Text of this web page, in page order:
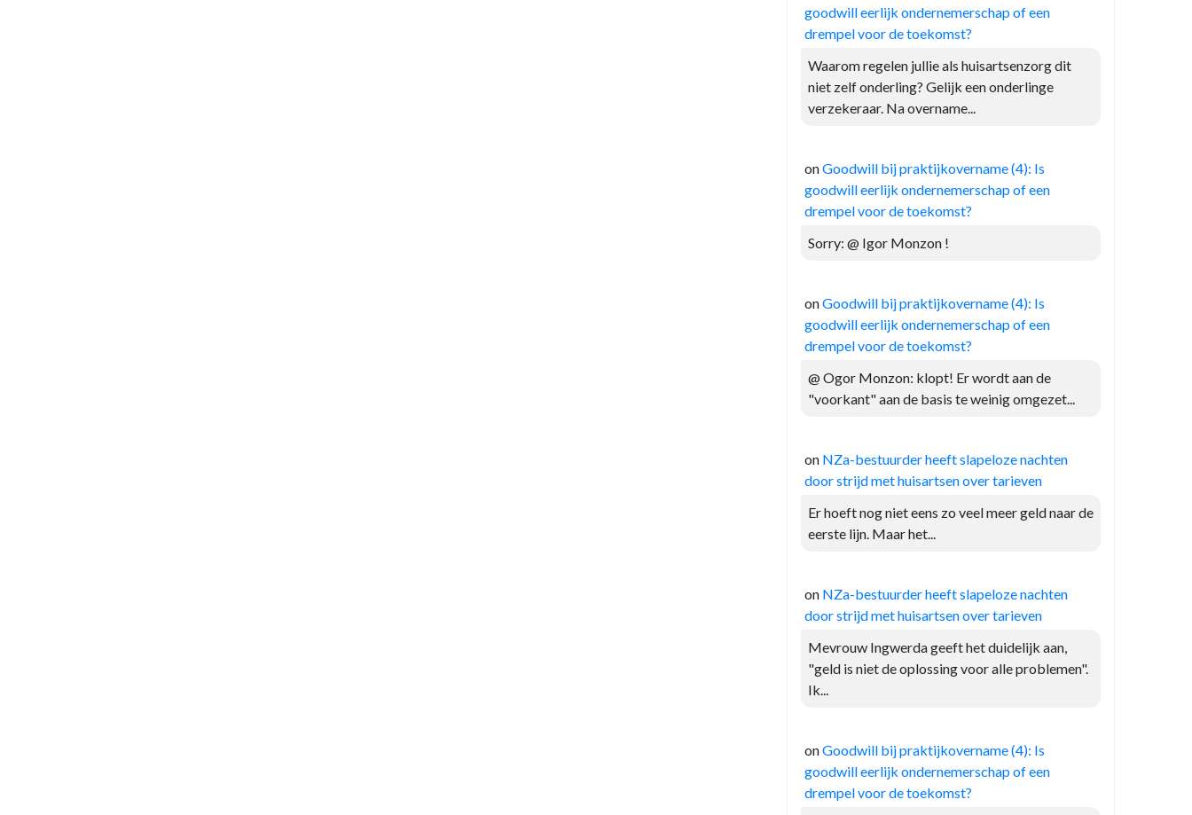
goodwill eerlijk ondernemerschap of een
drempel voor de toekomst?
Waarom regelen jullie als huisartsenzorg dit
niet zelf onderling? Gelijk een onderlinge
verzekeraar. Na overname...
onGoodwill bij praktijkovername (4): Is
goodwill eerlijk ondernemerschap of een
drempel voor de toekomst?
Sorry: @ Igor Monzon !
onGoodwill bij praktijkovername (4): Is
goodwill eerlijk ondernemerschap of een
drempel voor de toekomst?
@ Ogor Monzon: klopt! Er wordt aan de
"voorkant" aan de basis te weinig omgezet...
on NZa-bestuurder heeft slapeloze nachten
door strijd met huisartsen over tarieven
Er hoeft nog niet eens zo veel meer geld naar de
eerste lijn. Maar het...
on NZa-bestuurder heeft slapeloze nachten
door strijd met huisartsen over tarieven
Mevrouw Ingwerda geeft het duidelijk aan,
"geld is niet de oplossing voor alle problemen".
Ik...
onGoodwill bij praktijkovername (4): Is
goodwill eerlijk ondernemerschap of een
drempel voor de toekomst?